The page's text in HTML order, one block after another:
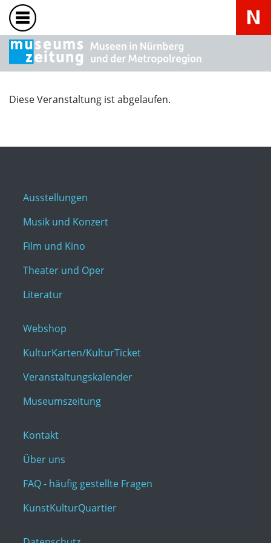
Diese Veranstaltung ist abgelaufen.
Ausstellungen
Musik und Konzert
Film und Kino
Theater und Oper
Literatur
Webshop
KulturKarten/KulturTicket
Veranstaltungskalender
Museumszeitung
Kontakt
Über uns
FAQ - häufig gestellte Fragen
KunstKulturQuartier